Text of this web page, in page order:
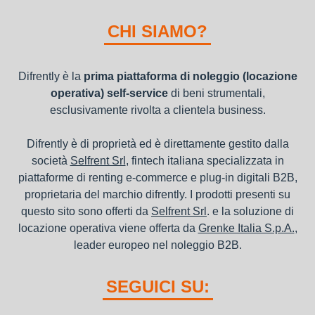
nel bilancio, poiché i canoni vengono considerati un servizio. I
canoni di noleggio sono deducibili ai fini IRES e IRAP
CHI SIAMO?
Difrently è la prima piattaforma di noleggio (locazione
operativa) self-servicedi beni strumentali,
esclusivamente rivolta a clientela business.
Difrently è di proprietà ed è direttamente gestito dalla
società Selfrent Srl , fintech italiana specializzata in
piattaforme di renting e-commerce e plug-in digitali B2B,
proprietaria del marchio difrently. I prodotti presenti su
questo sito sono offerti da Selfrent Srl . e la soluzione di
locazione operativa viene offerta da Grenke Italia S.p.A.,
leader europeo nel noleggio B2B.
SEGUICI SU: